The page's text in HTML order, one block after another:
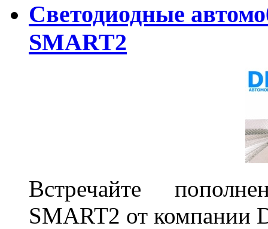
Светодиодные
SMART2
Встречайте
SMART2 от компании